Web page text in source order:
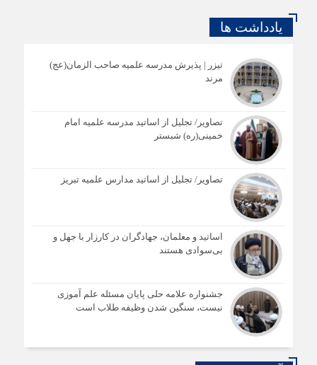
یادداشت ها
تیزر | پذیرش مدرسه علمیه صاحب الزمان(عج)
مرند
تصاویر/ تجلیل از اساتید مدرسه علمیه امام
خمینی(ره) شبستر
تصاویر/ تجلیل از اساتید مدارس علمیه تبریز
اساتید و معلمان، جهادگران در کارزار با جهل و
بی‌سوادی هستند
جشنواره علامه حلی پایان مسئله علم آموزی
نیست، سنگین شدن وظیفه طلاب است